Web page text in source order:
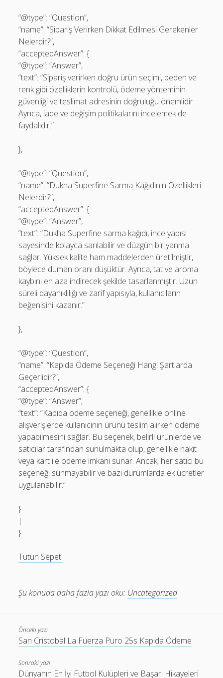
“@type”: “Question”,
“name”: “Sipariş Verirken Dikkat Edilmesi Gerekenler
Nelerdir?”,
“acceptedAnswer”: {
“@type”: “Answer”,
“text”: “Sipariş verirken doğru ürün seçimi, beden ve
renk gibi özelliklerin kontrolü, ödeme yönteminin
güvenliği ve teslimat adresinin doğruluğu önemlidir.
Ayrıca, iade ve değişim politikalarını incelemek de
faydalıdır.”
},
“@type”: “Question”,
“name”: “Dukha Superfine Sarma Kağıdının Özellikleri
Nelerdir?”,
“acceptedAnswer”: {
“@type”: “Answer”,
“text”: “Dukha Superfine sarma kağıdı, ince yapısı
sayesinde kolayca sarılabilir ve düzgün bir yanma
sağlar. Yüksek kalite ham maddelerden üretilmiştir,
böylece duman oranı düşüktür. Ayrıca, tat ve aroma
kaybını en aza indirecek şekilde tasarlanmıştır. Uzun
süreli dayanıklılığı ve zarif yapısıyla, kullanıcıların
beğenisini kazanır.”
},
“@type”: “Question”,
“name”: “Kapıda Ödeme Seçeneği Hangi Şartlarda
Geçerlidir?”,
“acceptedAnswer”: {
“@type”: “Answer”,
“text”: “Kapıda ödeme seçeneği, genellikle online
alışverişlerde kullanıcının ürünü teslim alırken ödeme
yapabilmesini sağlar. Bu seçenek, belirli ürünlerde ve
satıcılar tarafından sunulmakta olup, genellikle nakit
veya kart ile ödeme imkanı sunar. Ancak, her satıcı bu
seçeneği sunmayabilir ve bazı durumlarda ek ücretler
uygulanabilir.”
}
]
}
Tütün Sepeti
Şu konuda daha fazla yazı oku: Uncategorized
Önceki yazı
San Cristobal La Fuerza Puro 25s Kapıda Ödeme
Sonraki yazı
Dünyanın En İyi Futbol Kulüpleri ve Başarı Hikayeleri